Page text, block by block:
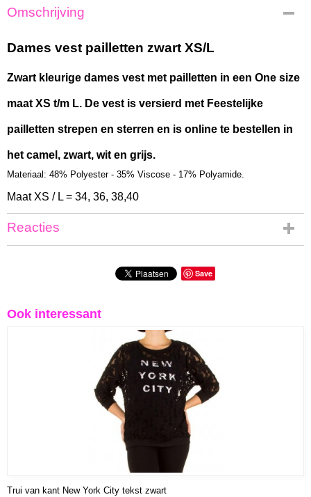
Productcode
SW-832-zwart
1,50 Kg
Omschrijving
Dames vest pailletten zwart XS/L
Zwart kleurige dames vest met pailletten in een One size
maat XS t/m L. De vest is versierd met Feestelijke
pailletten strepen en sterren en is online te bestellen in
het camel, zwart, wit en grijs.
Materiaal: 48% Polyester - 35% Viscose - 17% Polyamide.
Maat XS / L = 34, 36, 38,40
Reacties
Save
Ook interessant
Trui van kant New York City tekst zwart